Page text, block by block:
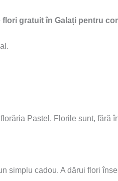
gratuit în Galați pentru
Pastel. Florile sunt, fără
simplu cadou. A dărui flori